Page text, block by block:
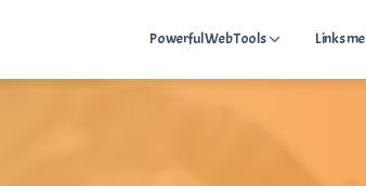
Powerful Web Tools Links